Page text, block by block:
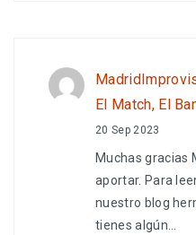
El Match, El
20 Sep 2023
Muchas gracias
aportar. Para
nuestro blog
tienes algún…